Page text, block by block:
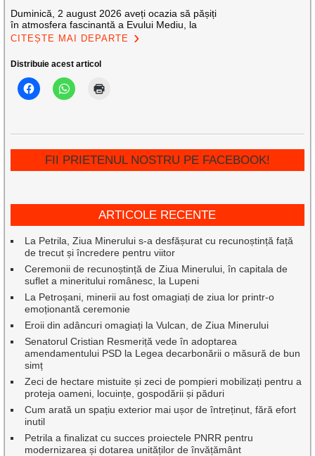
Duminică, 2 august 2026 aveți ocazia să pășiți
în atmosfera fascinantă a Evului Mediu, la
CITEȘTE MAI DEPARTE
Distribuie acest articol
FII PRIETENUL NOSTRU PE FACEBOOK!
ARTICOLE RECENTE
La Petrila, Ziua Minerului s-a desfășurat cu recunoștință față
de trecut și încredere pentru viitor
Ceremonii de recunoștință de Ziua Minerului, în capitala de
suflet a mineritului românesc, la Lupeni
La Petroșani, minerii au fost omagiați de ziua lor printr-o
emoționantă ceremonie
Eroii din adâncuri omagiați la Vulcan, de Ziua Minerului
Senatorul Cristian Resmeriță vede în adoptarea
amendamentului PSD la Legea decarbonării o măsură de bun
simț
Zeci de hectare mistuite și zeci de pompieri mobilizați pentru a
proteja oameni, locuințe, gospodării și păduri
Cum arată un spațiu exterior mai ușor de întreținut, fără efort
inutil
Petrila a finalizat cu succes proiectele PNRR pentru
modernizarea și dotarea unităților de învățământ